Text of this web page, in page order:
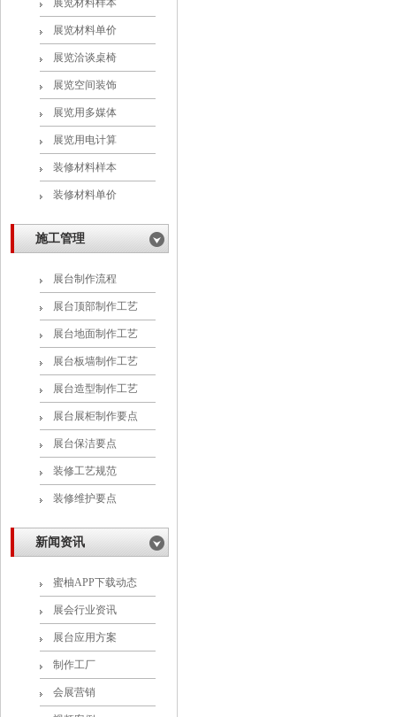
展览材料样本
展览材料单价
展览洽谈桌椅
展览空间装饰
展览用多媒体
展览用电计算
装修材料样本
装修材料单价
施工管理
展台制作流程
展台顶部制作工艺
展台地面制作工艺
展台板墙制作工艺
展台造型制作工艺
展台展柜制作要点
展台保洁要点
装修工艺规范
装修维护要点
新闻资讯
蜜柚APP下载动态
展会行业资讯
展台应用方案
制作工厂
会展营销